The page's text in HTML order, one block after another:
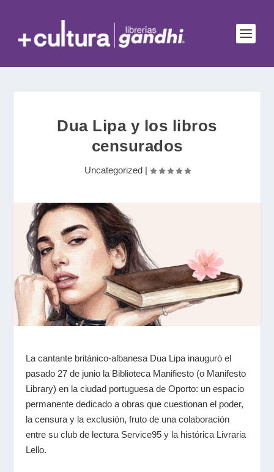
Dua Lipa y los libros
censurados
Uncategorized|
La cantante británico-albanesa Dua Lipa inauguró el
pasado 27 de junio la Biblioteca Manifiesto (o Manifesto
Library) en la ciudad portuguesa de Oporto: un espacio
permanente dedicado a obras que cuestionan el poder,
la censura y la exclusión, fruto de una colaboración
entre su club de lectura Service95 y la histórica Livraria
Lello.